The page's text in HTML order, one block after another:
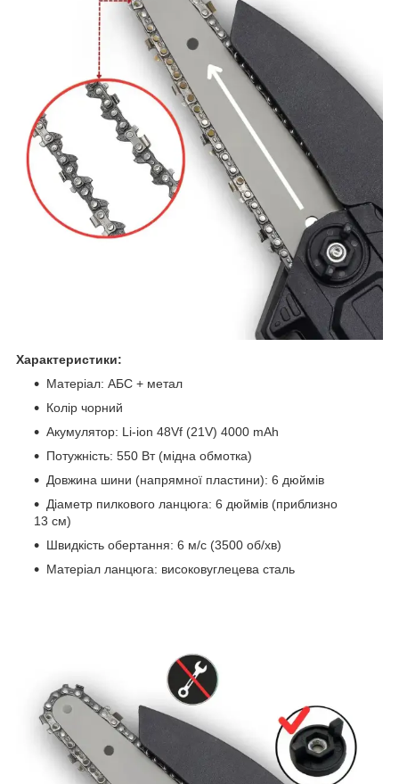
Характеристики:
Матеріал: АБС + метал
Колір чорний
Акумулятор: Li-ion 48Vf (21V) 4000 mAh
Потужність: 550 Вт (мідна обмотка)
Довжина шини (напрямної пластини): 6 дюймів
Діаметр пилкового ланцюга: 6 дюймів (приблизно
13 см)
Швидкість обертання: 6 м/с (3500 об/хв)
Матеріал ланцюга: високовуглецева сталь